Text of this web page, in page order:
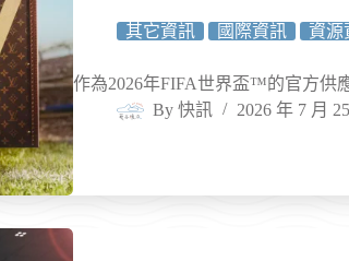
其它資訊 國際資訊 資源
作為2026年FIFA世界盃™的官方供
By 快訊 2026 年 7 月